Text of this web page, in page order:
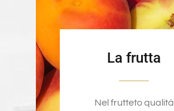
La frutta
Nel frutteto qualità